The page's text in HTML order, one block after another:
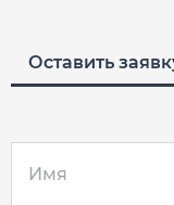
Оставить